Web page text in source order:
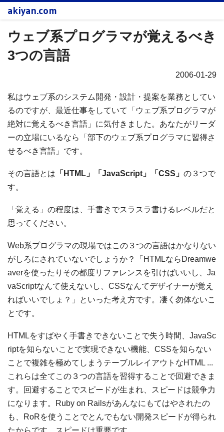
akiyan.com
ウェブ系プログラマが覚えるべき
3つの言語
2006-01-29
私はウェブ系のシステム開発・設計・提案を業務としてい
るのですが、最近仕事をしていて「ウェブ系プログラマが
絶対に覚えるべき言語」に気付きました。あなたがリーダ
ーの立場にいるなら「部下のウェブ系プログラマに習得さ
せるべき言語」です。
その言語とは 「HTML」「JavaScript」「CSS」 の３つで
す。
「覚える」の程度は、手書きでスラスラ書けるレベルだと
思ってください。
Web系プログラマの現場ではこの３つの言語はかなりない
がしろにされていないでしょうか？「HTMLならDreamwe
averを使ったりその都度リファレンスを引けばいいし、Ja
vaScriptなんて使えないし、CSSなんてデザイナーが覚え
ればいいでしょ？」といった考え方です。凄く勿体ないこ
とです。
HTMLをすばやく手書きできないことで失う時間、JavaSc
riptを知らないことで実現できない機能、CSSを知らない
ことで複雑を極めてしまうテーブルレイアウトなHTML ...
これらは全てこの３つの言語を習得することで回避できま
す。回避することでスピードが生まれ、スピードは競争力
になります。Ruby on Railsがあんなにもてはやされたの
も、RoRを使うことでとんでもない開発スピードが得られ
たからです。スピードは重要です。